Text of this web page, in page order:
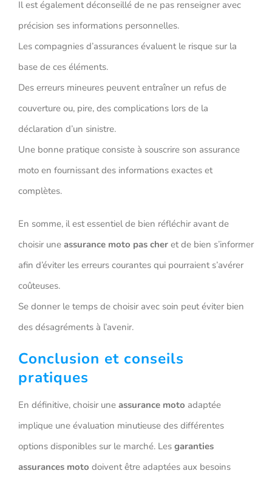
Il est également déconseillé de ne pas renseigner avec
précision ses informations personnelles.
Les compagnies d’assurances évaluent le risque sur la
base de ces éléments.
Des erreurs mineures peuvent entraîner un refus de
couverture ou, pire, des complications lors de la
déclaration d’un sinistre.
Une bonne pratique consiste à souscrire son assurance
moto en fournissant des informations exactes et
complètes.
En somme, il est essentiel de bien réfléchir avant de
choisir une assurance moto pas cheret de bien s’informer
afin d’éviter les erreurs courantes qui pourraient s’avérer
coûteuses.
Se donner le temps de choisir avec soin peut éviter bien
des désagréments à l’avenir.
Conclusion et conseils
pratiques
En définitive, choisir une assurance moto adaptée
implique une évaluation minutieuse des différentes
options disponibles sur le marché. Les garanties
assurances moto doivent être adaptées aux besoins